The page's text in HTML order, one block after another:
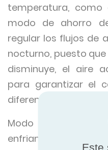
temperatura,
modo de ahorro
regular los flujos de
nocturno, puesto
disminuye, el aire
para garantizar el
diferencias de
Modo
enfriamiento
Este